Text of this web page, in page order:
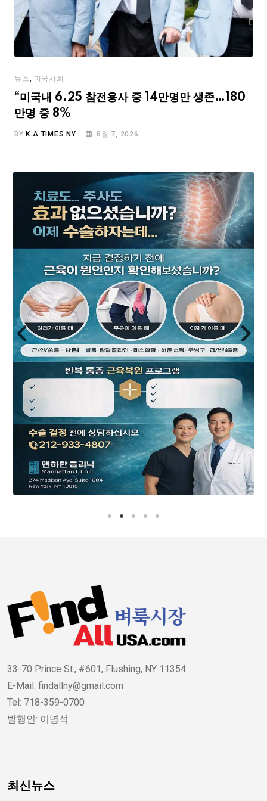
뉴스, 미국사회
“미국내 6.25 참전용사 중 14만명만 생존…180
만명 중 8%
BY K.A TIMES NY 8월 7, 2026
33-70 Prince St., #601, Flushing, NY 11354
E-Mail: findallny@gmail.com
Tel: 718-359-0700
발행인: 이명석
최신뉴스